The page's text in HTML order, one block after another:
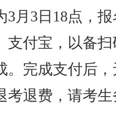
3月3日18点，
支付宝，以备
。完成支付后
考退费，请考